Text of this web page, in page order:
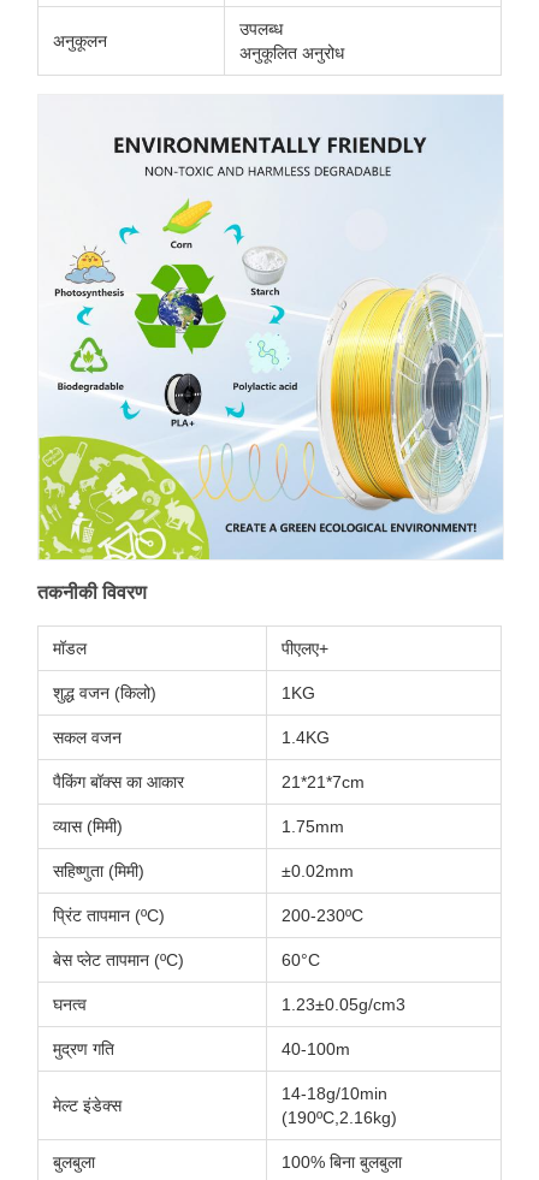
अनुकूलन
उपलब्ध
अनुकूलित अनुरोध
तकनीकी विवरण
मॉडल पीएलए+
शुद्ध वजन (किलो) 1KG
सकल वजन 1.4KG
पैकिंग बॉक्स का आकार 21*21*7cm
व्यास (मिमी) 1.75mm
सहिष्णुता (मिमी) ±0.02mm
प्रिंट तापमान (ºC) 200-230ºC
बेस प्लेट तापमान (ºC) 60°C
घनत्व 1.23±0.05g/cm3
मुद्रण गति 40-100m
मेल्ट इंडेक्स
14-18g/10min
(190ºC,2.16kg)
बुलबुला 100% बिना बुलबुला